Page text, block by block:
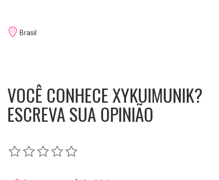
Brasil
VOCÊ CONHECE XYKUIMUNIK?
ESCREVA SUA OPINIÃO